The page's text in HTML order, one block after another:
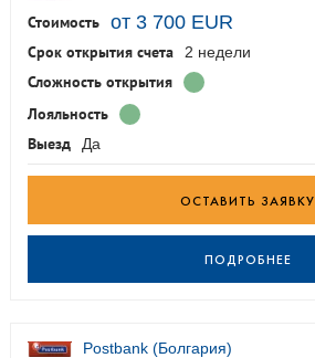
Стоимость от 3 700 EUR
Срок открытия счета 2 недели
Сложность открытия
Лояльность
Выезд
Да
ОСТАВИТЬ ЗАЯВКУ
ПОДРОБНЕЕ
Postbank (Болгария)